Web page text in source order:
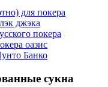
для покера
джэка
покера
оазис
Банко
сукна